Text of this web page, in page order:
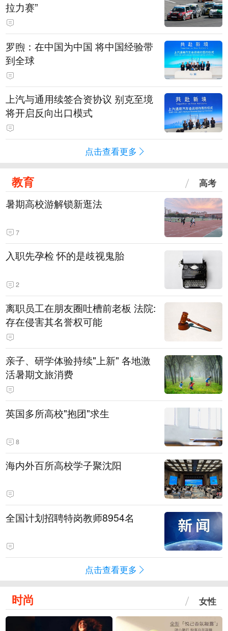
拉力赛”
罗煦：在中国为中国 将中国经验带
到全球
上汽与通用续签合资协议 别克至境
将开启反向出口模式
点击查看更多
教育 高考
暑期高校游解锁新逛法
7
入职先孕检 怀的是歧视鬼胎
2
离职员工在朋友圈吐槽前老板 法院:
存在侵害其名誉权可能
亲子、研学体验持续"上新" 各地激
活暑期文旅消费
英国多所高校"抱团"求生
8
海内外百所高校学子聚沈阳
全国计划招聘特岗教师8954名
点击查看更多
时尚 女性